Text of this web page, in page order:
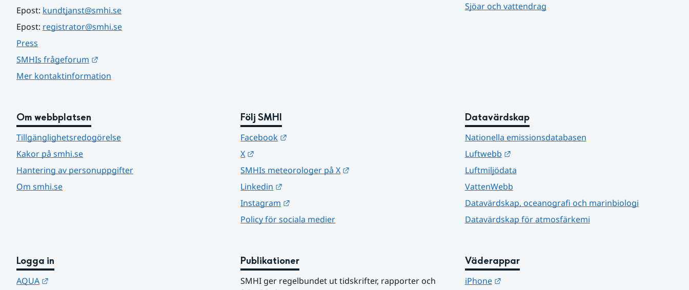
Epost: kundtjanst@smhi.se
Epost: registrator@smhi.se
Press
SMHIs frågeforum
Mer kontaktinformation
Sjöar och vattendrag
Om webbplatsen
Tillgänglighetsredogörelse
Kakor på smhi.se
Hantering av personuppgifter
Om smhi.se
Följ SMHI
Facebook
X
SMHIs meteorologer på X
Linkedin
Instagram
Policy för sociala medier
Datavärdskap
Nationella emissionsdatabasen
Luftwebb
Länk till annan webbplats.
Luftmiljödata
VattenWebb
Datavärdskap, oceanografi och marinbiologi
Datavärdskap för atmosfärkemi
Logga in
AQUA
Publikationer
SMHI ger regelbundet ut tidskrifter, rapporter och
Väderappar
iPhone Länk till annan webbplats.